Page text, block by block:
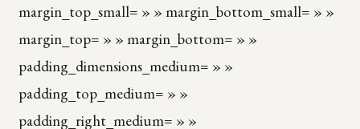
margin_top_small= » » margin_bottom_small= » »
margin_top= » » margin_bottom= » »
padding_dimensions_medium= » »
padding_top_medium= » »
padding_right_medium= » »